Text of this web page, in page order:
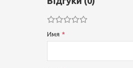
Имя